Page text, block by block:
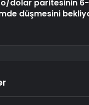
dolar paritesinin 6-
düşmesini